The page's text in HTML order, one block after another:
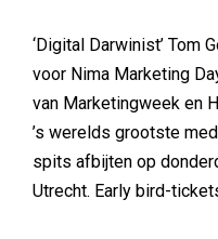
‘Digital Darwinist’ Tom
voor Nima Marketing
van Marketingweek en
’s werelds grootste
spits afbijten op
Utrecht. Early bird-